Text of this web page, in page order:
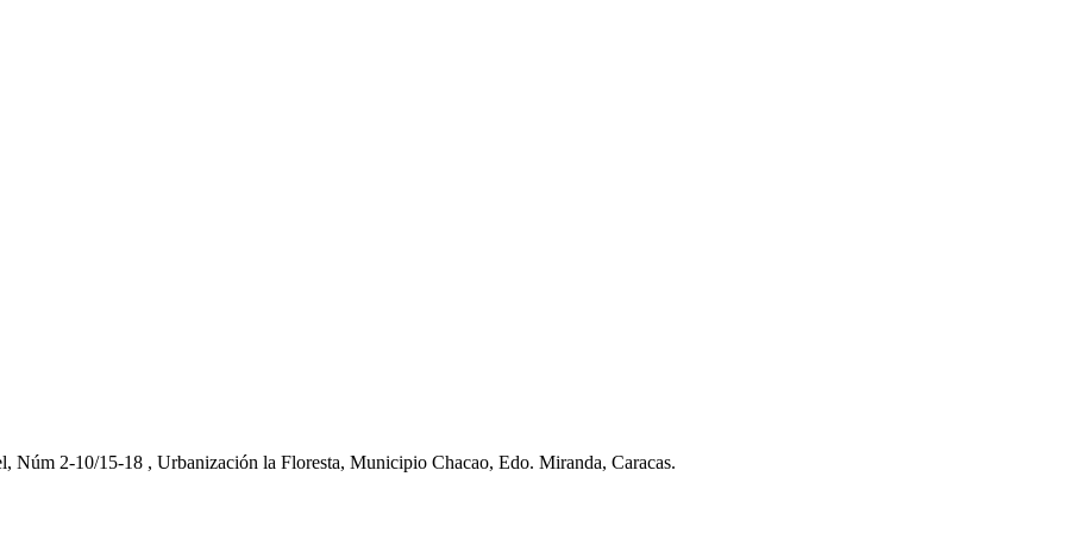
Núm 2-10/15-18 , Urbanización la Floresta, Municipio Chacao, Edo. Miranda, Caracas.